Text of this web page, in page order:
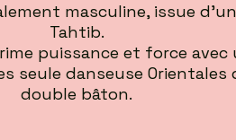
masculine, issue
Tahtib.
puissance et force avec
seule danseuse
double bâton.